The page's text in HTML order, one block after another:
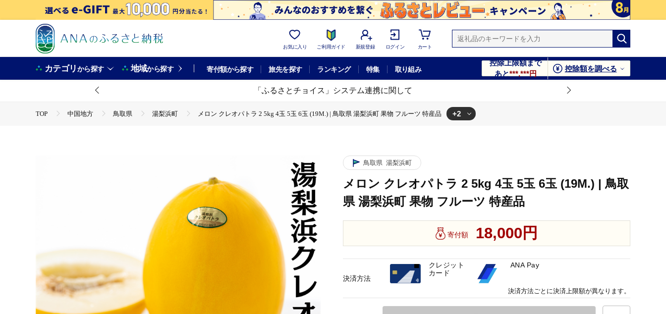
お気に入り ご利用ガイド 新規登録 ログイン カート
カテゴリから探す 地域から探す 寄付額から探す 旅先を探す ランキング 特集 取り組み
控除上限額まで
あと***,***円
控除額を調べる
「ふるさとチョイス」システム連携に関して
TOP 中国地方 鳥取県 湯梨浜町 メロン クレオパトラ 2 5kg 4玉 5玉 6玉 (19M.) | 鳥取県 湯梨浜町 果物 フルーツ 特産品 +2
鳥取県 湯梨浜町
メロン クレオパトラ 2 5kg 4玉 5玉 6玉 (19M.) | 鳥取
県 湯梨浜町 果物 フルーツ 特産品
寄付額 18,000円
決済方法
クレジット
カード
ANA Pay
決済方法ごとに決済上限額が異なります。